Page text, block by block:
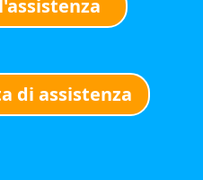
di assistenza